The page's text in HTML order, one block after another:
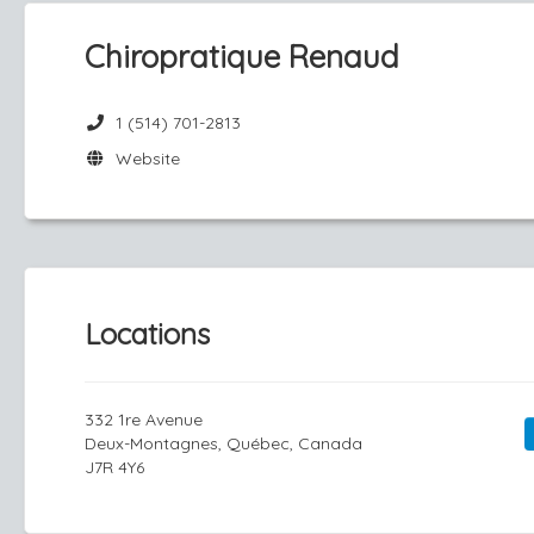
Chiropratique Renaud
1 (514) 701-2813
Website
Locations
332 1re Avenue
Deux-Montagnes, Québec, Canada
J7R 4Y6